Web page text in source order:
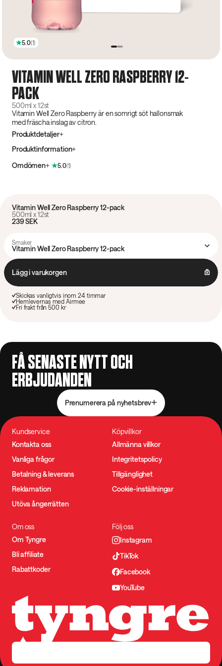
VITAMIN WELL ZERO RASPBERRY 12-
PACK
500ml x 12st
Vitamin Well Zero Raspberry är en somrigt söt hallonsmak
med fräscha inslag av citron.
Produktdetaljer
Produktinformation
Omdömen
5.0(1)
5.0(1)
Vitamin Well Zero Raspberry 12-pack
500ml x 12st
239 SEK
Smaker
Vitamin Well Zero Raspberry 12-pack
Lägg i varukorgen
Skickas vanligtvis inom 24 timmar
Hemlevernas med Airmee
Fri frakt från 500 kr
FÅ SENASTE NYTT OCH
ERBJUDANDEN
Prenumerera på nyhetsbrev
Kundservice
Kontakta oss
Vanliga frågor
Betalning & leverans
Reklamation
Utöva ångerrätten
Köpvillkor
Allmänna villkor
Integritetspolicy
Tillgänglighet
Cookie-inställningar
Om oss
Om Tyngre
Bli affiliate
Rabattkoder
Följ oss
Instagram
TikTok
Facebook
YouTube